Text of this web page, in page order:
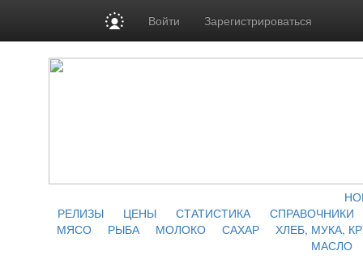
Войти Зарегистрироваться
РЕЛИЗЫ
ЦЕНЫ СТАТИСТИКА
СПРАВОЧНИКИ
МЯСО
РЫБА МОЛОКО САХАР
ХЛЕБ, МУКА,
МАСЛО